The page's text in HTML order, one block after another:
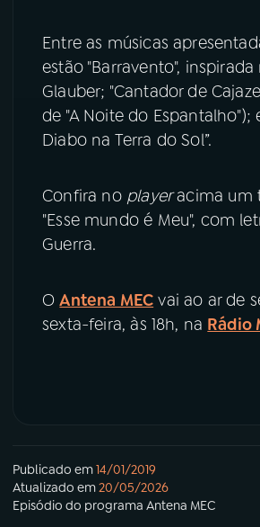
Entre as músicas
estão "Barravento",
Glauber; "Cantador de
de "A Noite do Espantalho");
Diabo na Terra do Sol”.
Confira no playeracima um
"Esse mundo é Meu", com
Guerra.
OAntena MEC vai ao ar de
sexta-feira, às 18h, na Rádio
Publicado em14/01/2019
Atualizado em20/05/2026
Episódio do programa Antena MEC